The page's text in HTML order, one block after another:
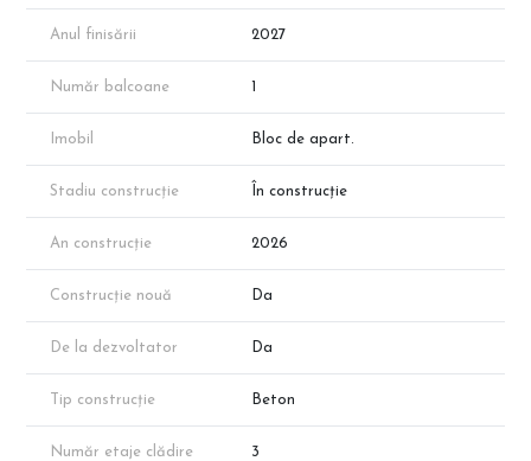
📞 Programează o vizionare cu reprezentantul direct al
🌐 Descoperă oferta completă pe CleverImobiliare.ro – peste 1000
de apartamente disponibile, direct de la dezvoltator, fără
comision.
Anul finisării 2027
Număr balcoane 1
Imobil Bloc de apart.
Stadiu construcție În construcție
An construcție 2026
Construcție nouă Da
De la dezvoltator Da
Tip construcție Beton
Număr etaje clădire 3